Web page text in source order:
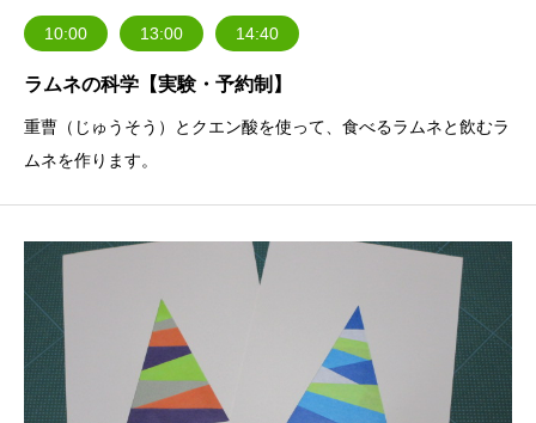
10:00 13:00 14:40
ラムネの科学【実験・予約制】
重曹（じゅうそう）とクエン酸を使って、食べるラムネと飲むラ
ムネを作ります。